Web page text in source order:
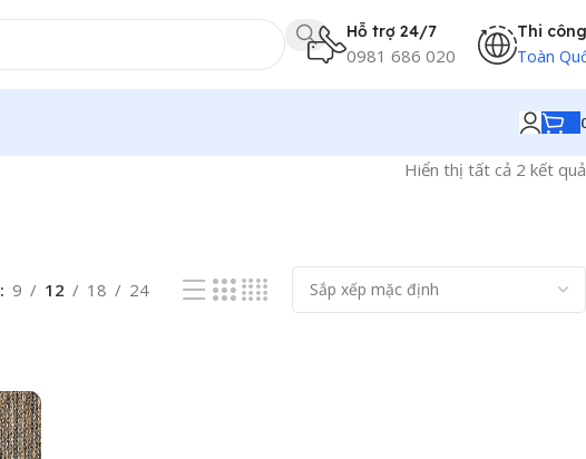
Hỗ trợ 24/7
0981 686 020
Thi công
Toàn
Hiển thị tất cả 2 kết quả
9 12 18 24